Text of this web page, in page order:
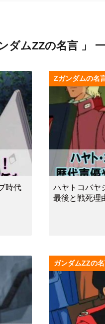
ダムZZの名言 」
時代
Zガンダムの名
ハヤトコバヤ
最後と戦死理
ガンダムZZの